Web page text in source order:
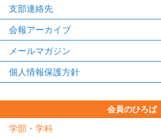
支部連絡先
会報アーカイブ
メールマガジン
個人情報保護方針
会員のひろば
学部・学科